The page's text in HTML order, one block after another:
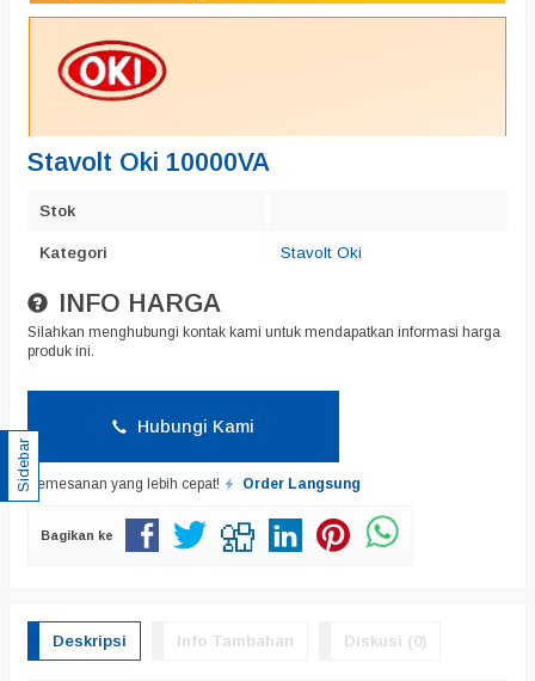
Stavolt Oki 10000VA
Stok
Kategori Stavolt Oki
INFO HARGA
Silahkan menghubungi kontak kami untuk mendapatkan informasi harga
produk ini.
Hubungi Kami
Pemesanan yang lebih cepat! Order Langsung
Bagikan ke
Deskripsi Info Tambahan Diskusi (0)
Sidebar